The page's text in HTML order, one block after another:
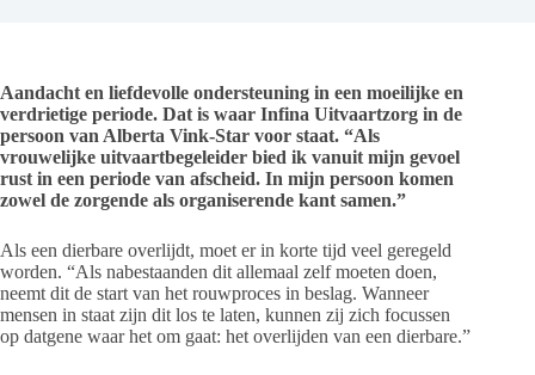
Aandacht en liefdevolle ondersteuning in een moeilijke en
verdrietige periode. Dat is waar Infina Uitvaartzorg in de
persoon van Alberta Vink-Star voor staat. “Als
vrouwelijke uitvaartbegeleider bied ik vanuit mijn gevoel
rust in een periode van afscheid. In mijn persoon komen
zowel de zorgende als organiserende kant samen.”
Als een dierbare overlijdt, moet er in korte tijd veel geregeld
worden. “Als nabestaanden dit allemaal zelf moeten doen,
neemt dit de start van het rouwproces in beslag. Wanneer
mensen in staat zijn dit los te laten, kunnen zij zich focussen
op datgene waar het om gaat: het overlijden van een dierbare.”